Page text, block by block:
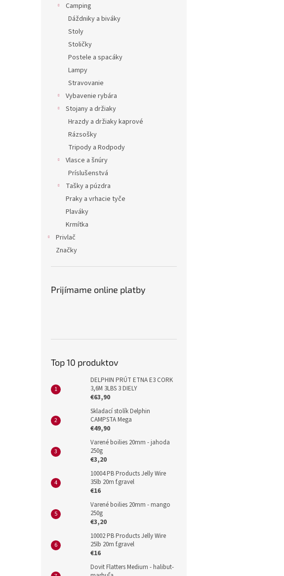
Camping
Dáždniky a biváky
Stoly
Stoličky
Postele a spacáky
Lampy
Stravovanie
Vybavenie rybára
Stojany a držiaky
Hrazdy a držiaky kaprové
Rázsošky
Tripody a Rodpody
Vlasce a šnúry
Príslušenstvá
Tašky a púzdra
Praky a vrhacie tyče
Plaváky
Krmítka
Privlač
Značky
Prijímame online platby
Top 10 produktov
DELPHIN PRÚT ETNA E3 CORK
3,6M 3LBS 3 DIELY
€63,90
Skladací stolík Delphin
CAMPSTA Mega
€49,90
Varené boilies 20mm - jahoda
250g
€3,20
10004 PB Products Jelly Wire
35lb 20m f.gravel
€16
Varené boilies 20mm - mango
250g
€3,20
10002 PB Products Jelly Wire
25lb 20m f.gravel
€16
Dovit Flatters Medium - halibut-